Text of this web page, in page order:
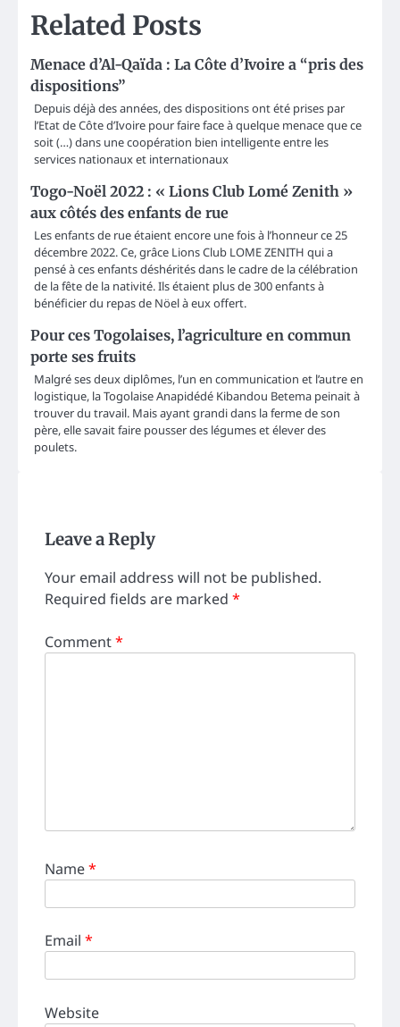
Related Posts
Menace d’Al-Qaïda : La Côte d’Ivoire a “pris des
dispositions”
Depuis déjà des années, des dispositions ont été prises par
l’Etat de Côte d’Ivoire pour faire face à quelque menace que ce
soit (…) dans une coopération bien intelligente entre les
services nationaux et internationaux
Togo-Noël 2022 : « Lions Club Lomé Zenith »
aux côtés des enfants de rue
Les enfants de rue étaient encore une fois à l’honneur ce 25
décembre 2022. Ce, grâce Lions Club LOME ZENITH qui a
pensé à ces enfants déshérités dans le cadre de la célébration
de la fête de la nativité. Ils étaient plus de 300 enfants à
bénéficier du repas de Nöel à eux offert.
Pour ces Togolaises, l’agriculture en commun
porte ses fruits
Malgré ses deux diplômes, l’un en communication et l’autre en
logistique, la Togolaise Anapidédé Kibandou Betema peinait à
trouver du travail. Mais ayant grandi dans la ferme de son
père, elle savait faire pousser des légumes et élever des
poulets.
Leave a Reply
Your email address will not be published.
Required fields are marked *
Comment*
Name*
Email *
Website